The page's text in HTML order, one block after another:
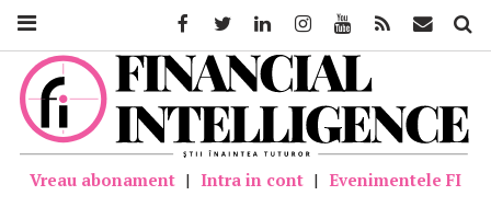
Vreau abonament | Intra in cont | Evenimentele FI
FacebookTwitter LinkedinInstagramYoutube Feed Mail